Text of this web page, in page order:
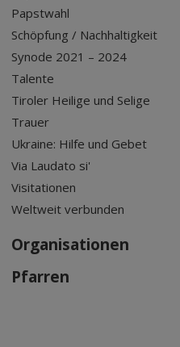
Papstwahl
Schöpfung / Nachhaltigkeit
Synode 2021 – 2024
Talente
Tiroler Heilige und Selige
Trauer
Ukraine: Hilfe und Gebet
Via Laudato si'
Visitationen
Weltweit verbunden
Organisationen
Pfarren